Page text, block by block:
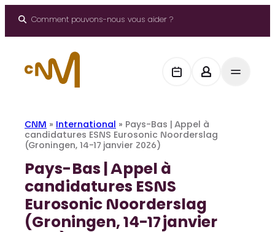
Comment pouvons-nous vous aider ?
CNM » International » Pays-Bas | Appel à
candidatures ESNS Eurosonic Noorderslag
(Groningen, 14-17 janvier 2026)
Pays-Bas | Appel à
candidatures ESNS
Eurosonic Noorderslag
(Groningen, 14-17 janvier